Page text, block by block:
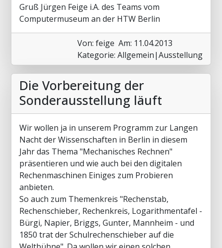
Gruß Jürgen Feige i.A. des Teams vom
Computermuseum an der HTW Berlin
Von: feige Am: 11.04.2013
Kategorie: Allgemein|Ausstellung
Die Vorbereitung der
Sonderausstellung läuft
Wir wollen ja in unserem Programm zur Langen
Nacht der Wissenschaften in Berlin in diesem
Jahr das Thema "Mechanisches Rechnen"
präsentieren und wie auch bei den digitalen
Rechenmaschinen Einiges zum Probieren
anbieten.
So auch zum Themenkreis "Rechenstab,
Rechenschieber, Rechenkreis, Logarithmentafel -
Bürgi, Napier, Briggs, Gunter, Mannheim - und
1850 trat der Schulrechenschieber auf die